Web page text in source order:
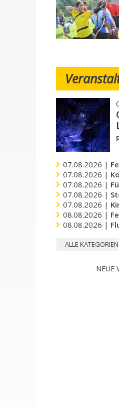
07.08.2026 |
07.08.2026 |
07.08.2026 |
07.08.2026 |
07.08.2026 |
08.08.2026 |
08.08.2026 |
- ALLE
NEUE